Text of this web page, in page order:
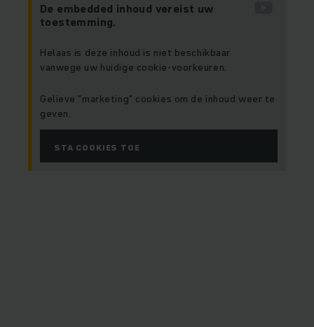
De embedded inhoud vereist uw
toestemming.
Helaas is deze inhoud is niet beschikbaar
vanwege uw huidige cookie-voorkeuren.
Gelieve "marketing" cookies om de inhoud weer te
geven.
STA COOKIES TOE